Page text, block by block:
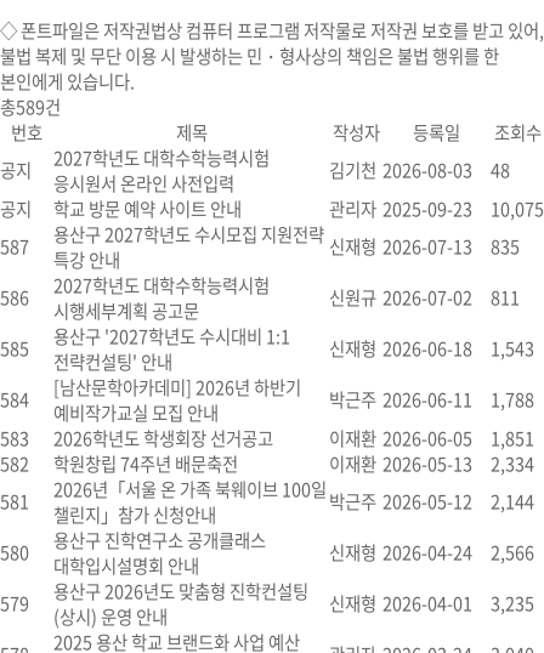
◇폰트파일은 저작권법상 컴퓨터 프로그램 저작물로 저작권 보호를 받고 있어,
불법 복제 및 무단 이용 시 발생하는 민・형사상의 책임은 불법 행위를 한
본인에게 있습니다.
총589건
번호
제목 작성자 등록일
조회수
공지
2027학년도 대학수학능력시험
응시원서 온라인 사전입력
김기천 2026-08-03
48
공지
학교 방문 예약 사이트 안내 관리자 2025-09-23
10,075
587
용산구 2027학년도 수시모집 지원전략
특강 안내
신재형 2026-07-13
835
586
2027학년도 대학수학능력시험
시행세부계획 공고문
신원규 2026-07-02
811
585
용산구 '2027학년도 수시대비 1:1
전략컨설팅' 안내
신재형 2026-06-18
1,543
584
[남산문학아카데미] 2026년 하반기
예비작가교실 모집 안내
박근주 2026-06-11
1,788
583
2026학년도 학생회장 선거공고 이재환 2026-06-05
1,851
582
학원창립 74주년 배문축전 이재환 2026-05-13
2,334
581
2026년「서울 온 가족 북웨이브 100일
챌린지」참가 신청안내
박근주 2026-05-12
2,144
580
용산구 진학연구소 공개클래스
대학입시설명회 안내
신재형 2026-04-24
2,566
579
용산구 2026년도 맞춤형 진학컨설팅
(상시) 운영 안내
신재형 2026-04-01
3,235
2025 용산 학교 브랜드화 사업 예산